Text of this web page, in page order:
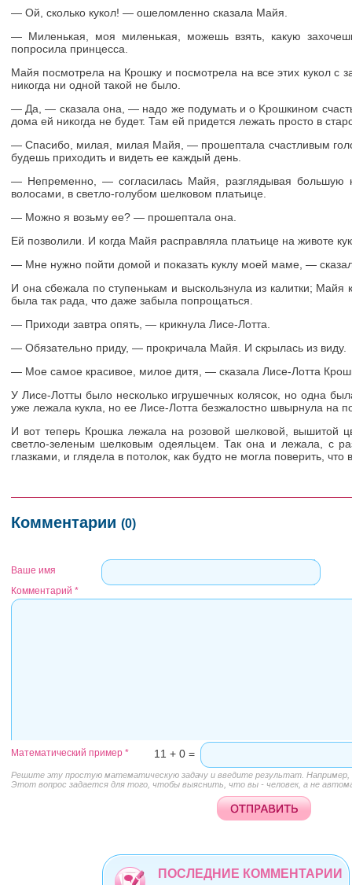
— Ой, сколько кукол! — ошеломленно сказала Майя.
— Миленькая, моя миленькая, можешь взять, какую
попросила принцесса.
Майя посмотрела на Крошку и посмотрела на все этих кукол
никогда ни одной такой не было.
— Да, — сказала она, — надо же подумать и о Kpoшкином
дома ей никогда не будет. Там ей придется лежать просто в
— Спасибо, милая, милая Майя, — прошептала счастливым
будешь приходить и видеть ее каждый день.
— Непременно, — согласилась Майя, разглядывая большую
волосами, в светло-голубом шелковом платьице.
— Можно я возьму ее? — прошептала она.
Ей позволили. И когда Майя расправляла платьице на животе
— Мне нужно пойти домой и показать куклу моей маме, —
И она сбежала по ступенькам и выскользнула из калитки; Майя
была так рада, что даже забыла попрощаться.
— Приходи завтра опять, — крикнула Лисе-Лотта.
— Обязательно приду, — прокричала Майя. И скрылась из виду.
— Мое самое красивое, милое дитя, — сказала Лисе-Лотта
У Лисе-Лотты было несколько игрушечных колясок, но одна
уже лежала кукла, но ее Лисе-Лотта безжалостно швырнула на
И вот теперь Крошка лежала на розовой шелковой, вышитой
светло-зеленым шелковым одеяльцем. Так она и лежала, с
глазками, и глядела в потолок, как будто не могла поверить, что
Комментарии (0)
Ваше имя
Комментарий *
Этот вопрос задается для того, чтобы выяснить, что вы - человек, а не
Математический пример * 11 + 0 =
Решите эту простую математическую задачу и введите результат. Например,
ПОСЛЕДНИЕ КОММЕНТАРИИ